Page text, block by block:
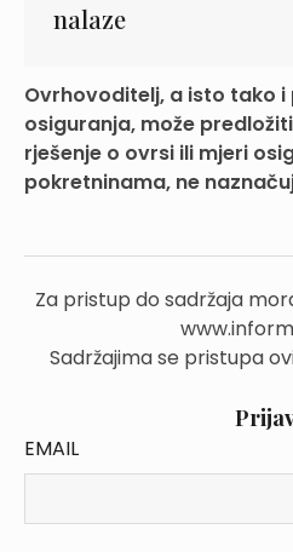
nalaze
Ovrhovoditelj, a isto tako
osiguranja, može
rješenje o ovrsi ili mjeri
pokretninama, ne
Za pristup do sadržaja
Sadržajima se pristupa
EMAIL